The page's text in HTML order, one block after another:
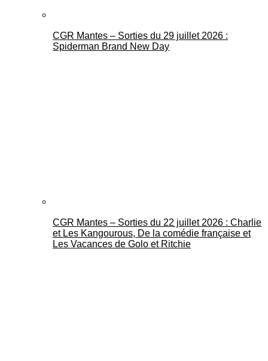
CGR Mantes – Sorties du 29 juillet 2026 :
Spiderman Brand New Day
CGR Mantes – Sorties du 22 juillet 2026 : Charlie
et Les Kangourous, De la comédie française et
Les Vacances de Golo et Ritchie